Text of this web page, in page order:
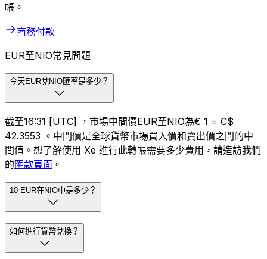
帳。
商務付款
EUR至NIO常見問題
今天EUR兌NIO匯率是多少？
截至16:31 [UTC] ，市場中間價EUR至NIO為€ 1 = C$
42.3553 。中間價是全球貨幣市場買入價和賣出價之間的中
間值。想了解使用 Xe 進行此轉帳需要多少費用，請造訪我們
的匯款頁面 。
10 EUR在NIO中是多少？
如何進行貨幣兌換？